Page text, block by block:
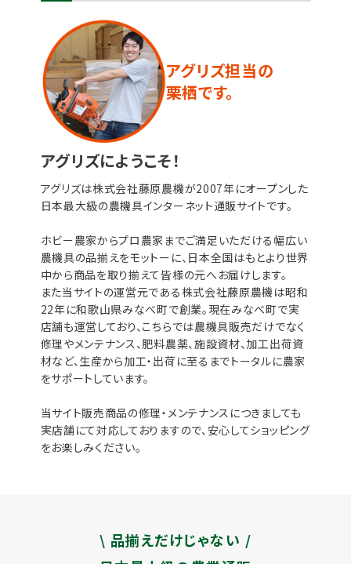
アグリズ担当の
栗栖です。
アグリズにようこそ！
アグリズは株式会社藤原農機が2007年にオープンした
日本最大級の農機具インターネット通販サイトです。
ホビー農家からプロ農家までご満足いただける幅広い
農機具の品揃えをモットーに、日本全国はもとより世界
中から商品を取り揃えて皆様の元へお届けします。
また当サイトの運営元である株式会社藤原農機は昭和
22年に和歌山県みなべ町で創業。現在みなべ町で実
店舗も運営しており、こちらでは農機具販売だけでなく
修理やメンテナンス、肥料農薬、施設資材、加工出荷資
材など、生産から加工・出荷に至るまでトータルに農家
をサポートしています。
当サイト販売商品の修理・メンテナンスにつきましても
実店舗にて対応しておりますので、安心してショッピング
をお楽しみください。
\ 品揃えだけじゃない /